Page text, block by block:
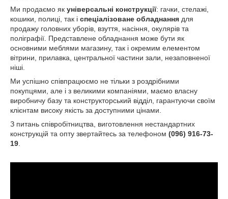
Ми продаємо як універсальні конструкції: гачки, стелажі,
кошики, полиці, так і спеціалізоване обладнання для
продажу головних уборів, взуття, насіння, окулярів та
поліграфії. Представлене обладнання може бути як
основними меблями магазину, так і окремим елементом
вітрини, прилавка, центральної частини зали, незаповненої
ніші.
Ми успішно співпрацюємо не тільки з роздрібними
покупцями, але і з великими компаніями, маємо власну
виробничу базу та конструкторський відділ, гарантуючи своїм
клієнтам високу якість за доступними цінами.
З питань співробітництва, виготовлення нестандартних
конструкцій та опту звертайтесь за телефоном (096) 916-73-
19